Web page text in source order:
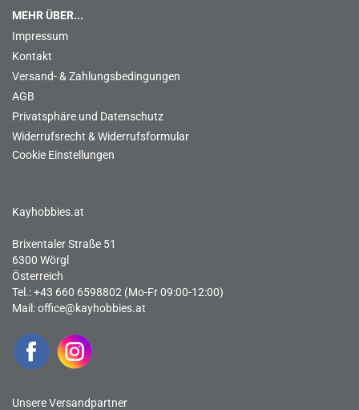
MEHR ÜBER...
Impressum
Kontakt
Versand- & Zahlungsbedingungen
AGB
Privatsphäre und Datenschutz
Widerrufsrecht & Widerrufsformular
Cookie Einstellungen
Kayhobbies.at
Brixentaler Straße 51
6300 Wörgl
Österreich
Tel.: +43 660 6598802 (Mo-Fr 09:00-12:00)
Mail:office@kayhobbies.at
Unsere Versandpartner